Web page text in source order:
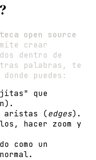
open source
crear
dentro de
palabras, te
puedes:
que
aristas (edges).
hacer zoom y
como un